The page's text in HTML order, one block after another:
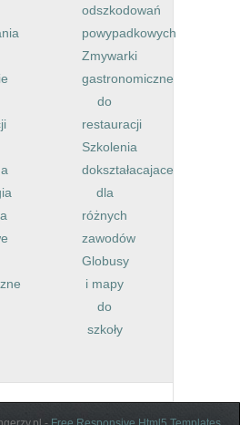
odszkodowań
powypadkowych
Zmywarki
gastronomiczne
do
restauracji
Szkolenia
dokształacajace
dla
różnych
zawodów
Globusy
i mapy
do
szkoły